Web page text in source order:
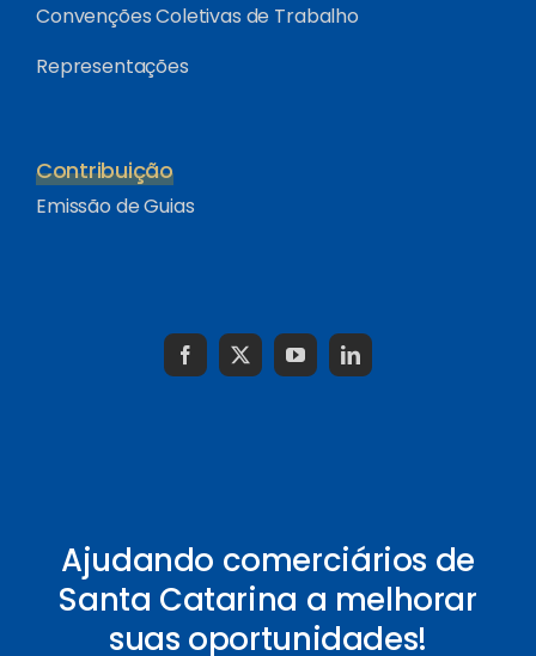
Convenções Coletivas de Trabalho
Representações
Contribuição
Emissão de Guias
Ajudando comerciários de
Santa Catarina a melhorar
suas oportunidades!